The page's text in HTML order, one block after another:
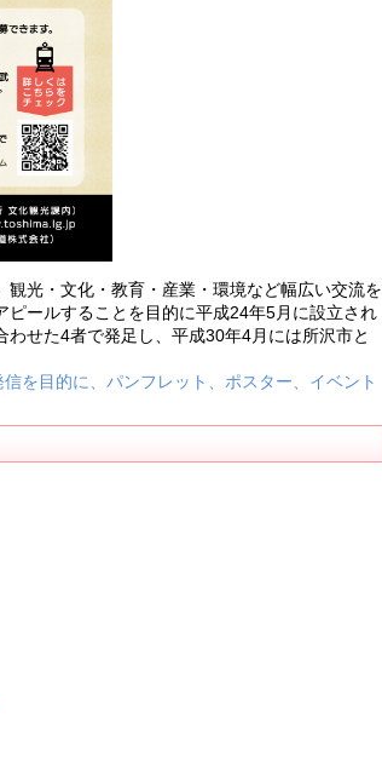
光・文化・教育・産業・環境など幅広い交流を
ールすることを目的に平成24年5月に設立され
せた4者で発足し、平成30年4月には所沢市と
を目的に、パンフレット、ポスター、イベント